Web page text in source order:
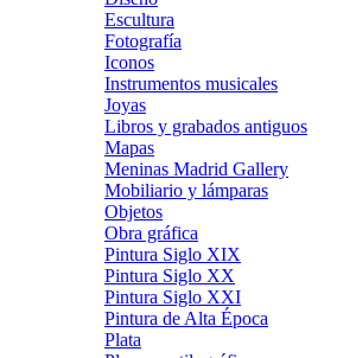
Escultura
Fotografía
Iconos
Instrumentos musicales
Joyas
Libros y grabados antiguos
Mapas
Meninas Madrid Gallery
Mobiliario y lámparas
Objetos
Obra gráfica
Pintura Siglo XIX
Pintura Siglo XX
Pintura Siglo XXI
Pintura de Alta Época
Plata